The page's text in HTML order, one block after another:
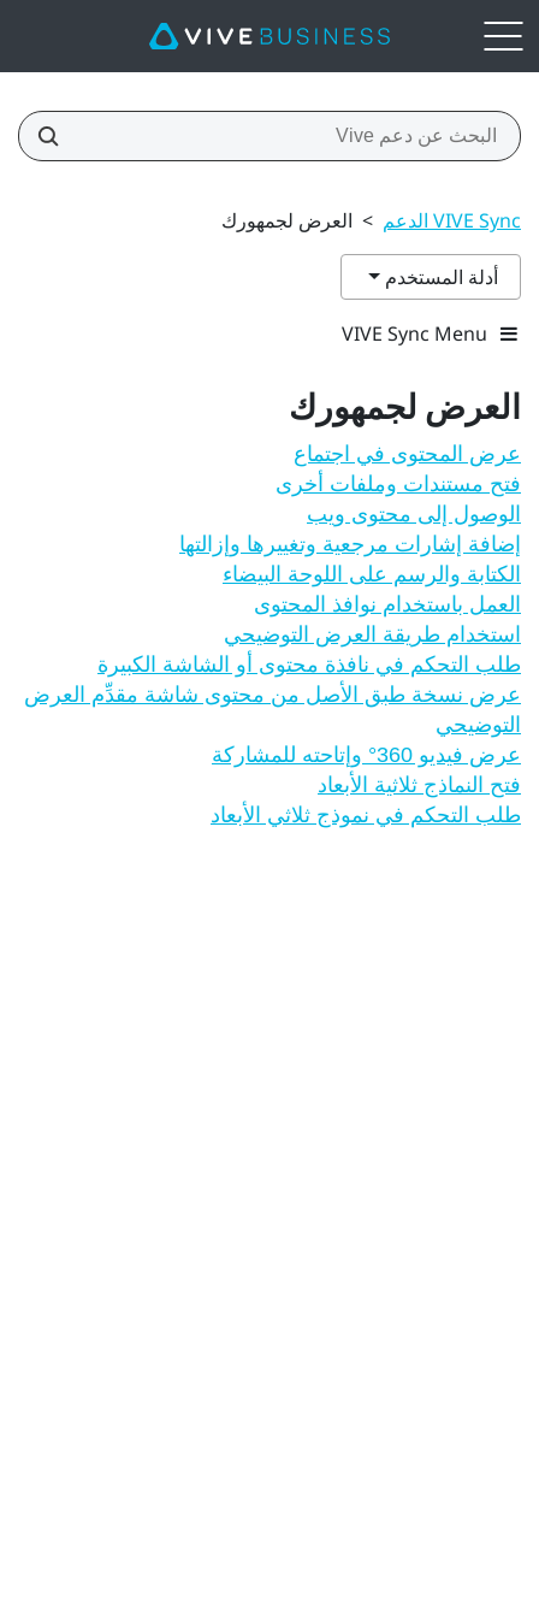
VIVE Sync الدعم > العرض لجمهورك
أدلة المستخدم
VIVE Sync Menu
العرض لجمهورك
عرض المحتوى في اجتماع
فتح مستندات وملفات أخرى
الوصول إلى محتوى ويب
إضافة إشارات مرجعية وتغييرها وإزالتها
الكتابة والرسم على اللوحة البيضاء
العمل باستخدام نوافذ المحتوى
استخدام طريقة العرض التوضيحي
طلب التحكم في نافذة محتوى أو الشاشة الكبيرة
عرض نسخة طبق الأصل من محتوى شاشة مقدِّم العرض
التوضيحي
عرض فيديو 360° وإتاحته للمشاركة
فتح النماذج ثلاثية الأبعاد
طلب التحكم في نموذج ثلاثي الأبعاد